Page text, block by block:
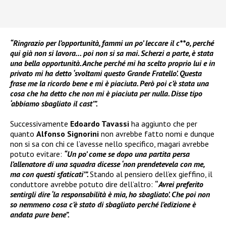
“Ringrazio per l’opportunità, fammi un po’ leccare il c**o, perché
qui già non si lavora… poi non si sa mai. Scherzi a parte, è stata
una bella opportunità. Anche perché mi ha scelto proprio lui e in
privato mi ha detto ‘svoltami questo Grande Fratello’. Questa
frase me la ricordo bene e mi è piaciuta. Però poi c’è stata una
cosa che ha detto che non mi è piaciuta per nulla. Disse tipo
‘abbiamo sbagliato il cast’”.
Successivamente Edoardo Tavassi ha aggiunto che per
quanto Alfonso Signorini non avrebbe fatto nomi e dunque
non si sa con chi ce l’avesse nello specifico, magari avrebbe
potuto evitare: “Un po’ come se dopo una partita persa
l’allenatore di una squadra dicesse ‘non prendetevela con me,
ma con questi sfaticati’”.Stando al pensiero dell’ex gieffino, il
conduttore avrebbe potuto dire dell’altro: “Avrei preferito
sentirgli dire ‘la responsabilità è mia, ho sbagliato’. Che poi non
so nemmeno cosa c’è stato di sbagliato perché l’edizione è
andata pure bene”.